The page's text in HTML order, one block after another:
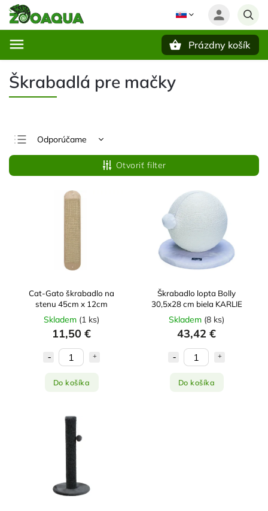
Prázdny košík
Škrabadlá pre mačky
Odporúčame
Najlacnejšie
Najdrahšie
Najpredávanejšie
Abecedne
Otvoriť filter
Cat-Gato škrabadlo na
stenu 45cm x 12cm
Skladem (1 ks)
11,50 €
Do košíka
Škrabadlo lopta Bolly
30,5x28 cm biela KARLIE
Skladem (8 ks)
43,42 €
Do košíka